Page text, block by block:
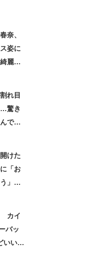
奈、
姿に
麗」
れ目
驚き
です
けた
「お
」
カイ
バッ
いい大